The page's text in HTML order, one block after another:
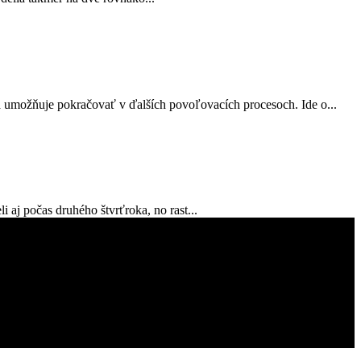
pokračovať v ďalších povoľovacích procesoch. Ide o...
aj počas druhého štvrťroka, no rast...